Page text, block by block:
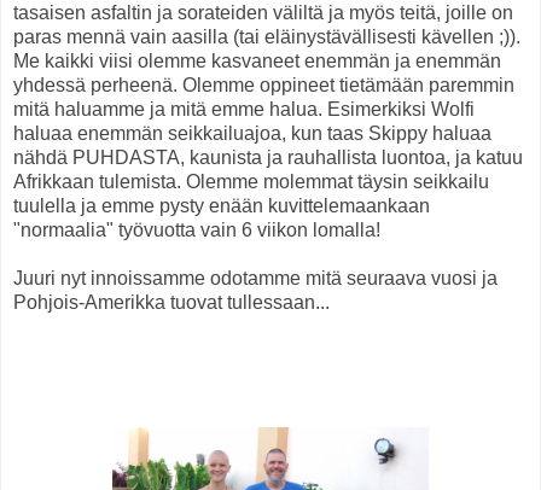
tasaisen asfaltin ja sorateiden väliltä ja myös teitä, joille on
paras mennä vain aasilla (tai eläinystävällisesti kävellen ;)).
Me kaikki viisi olemme kasvaneet enemmän ja enemmän
yhdessä perheenä. Olemme oppineet tietämään paremmin
mitä haluamme ja mitä emme halua. Esimerkiksi Wolfi
haluaa enemmän seikkailuajoa, kun taas Skippy haluaa
nähdä PUHDASTA, kaunista ja rauhallista luontoa, ja katuu
Afrikkaan tulemista. Olemme molemmat täysin seikkailu
tuulella ja emme pysty enään kuvittelemaankaan
"normaalia" työvuotta vain 6 viikon lomalla!
Juuri nyt innoissamme odotamme mitä seuraava vuosi ja
Pohjois-Amerikka tuovat tullessaan...